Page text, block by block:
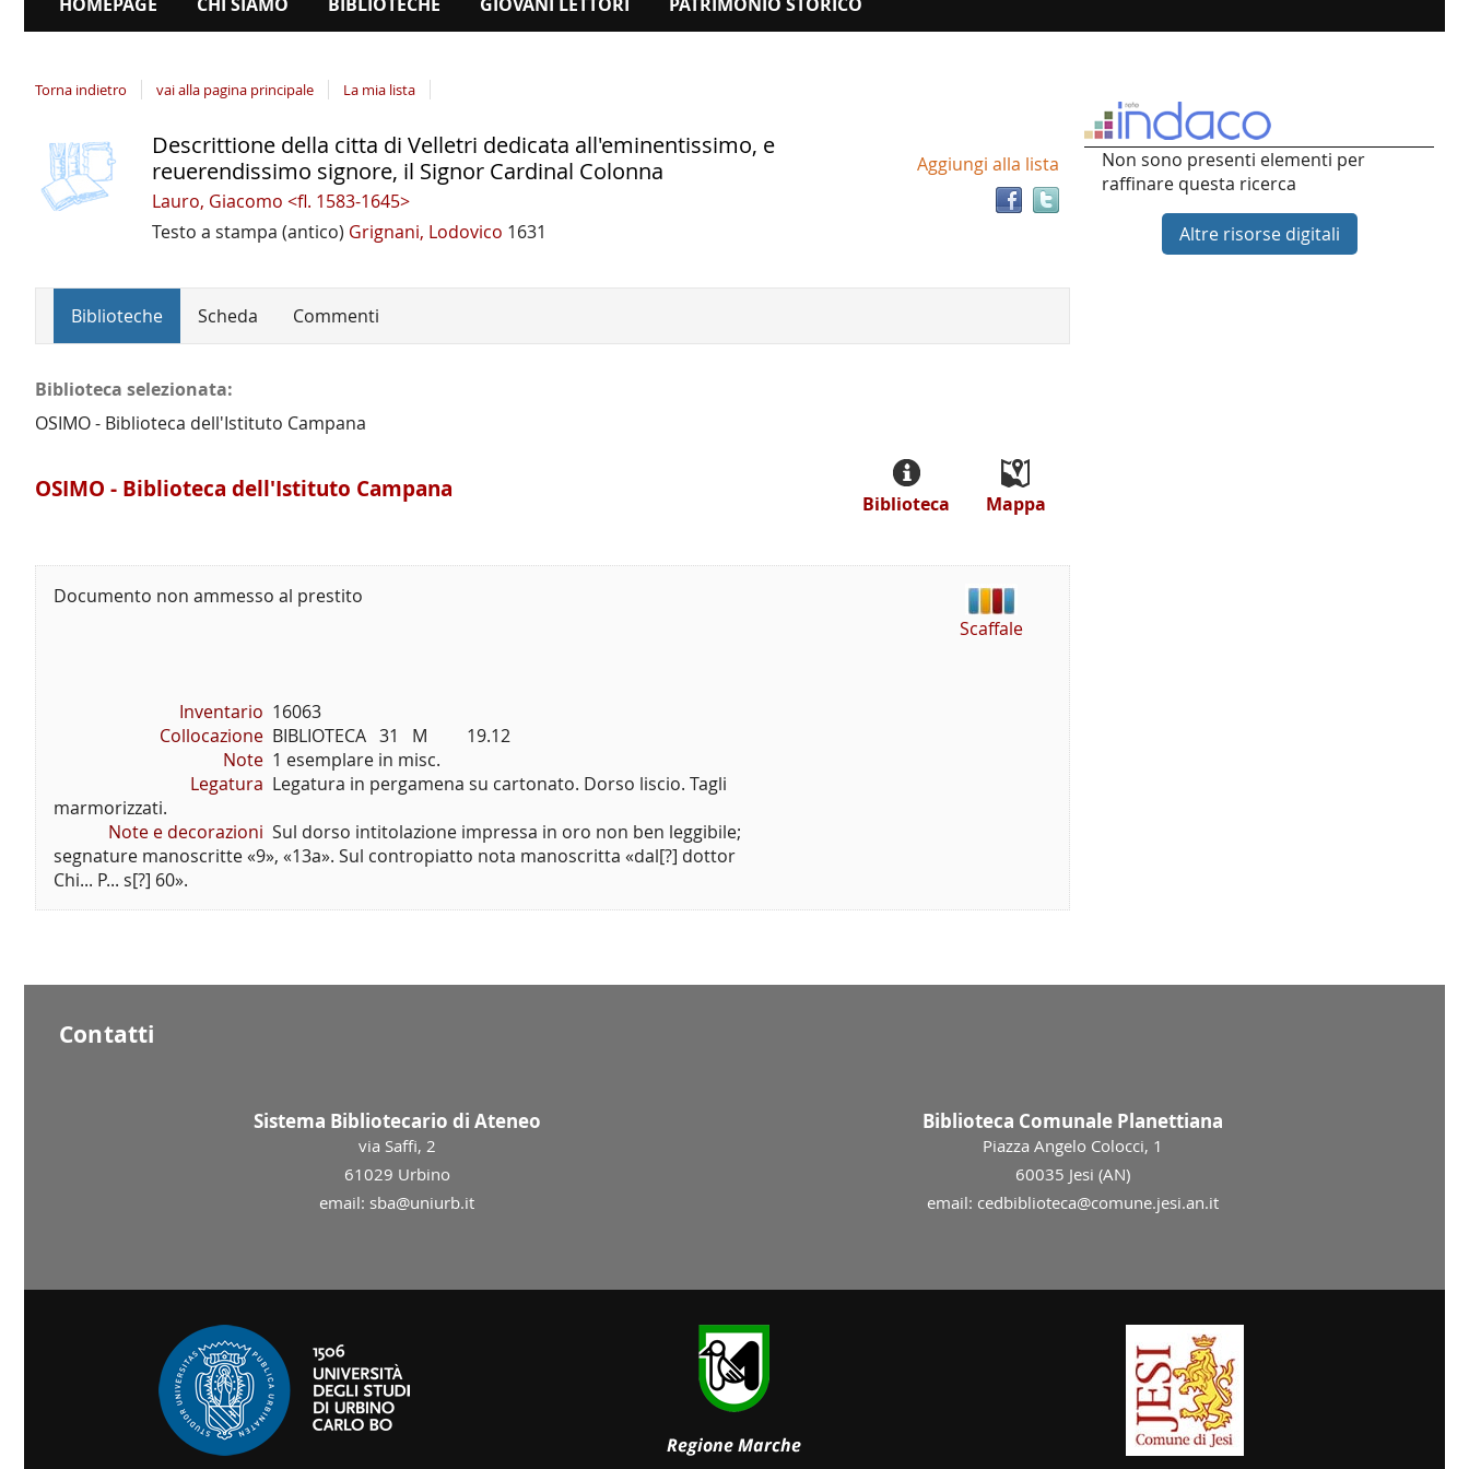
Torna indietro vai alla pagina principale La mia lista
Dettaglio
del
documento
copertina
Trova
documento
Aggiungi alla lista
Descrittione della citta di Velletri dedicata all'eminentissimo, e
reuerendissimo signore, il Signor Cardinal Colonna
Lauro, Giacomo <fl. 1583-1645>
Testo a stampa (antico) Grignani, Lodovico 1631
Biblioteche Scheda Commenti
Biblioteca selezionata:
OSIMO - Biblioteca dell'Istituto Campana
OSIMO - Biblioteca dell'Istituto Campana
Mappa
Biblioteca
Documento non ammesso al prestito
Inventario 16063
Collocazione BIBLIOTECA   31   M         19.12
Note 1 esemplare in misc.
Legatura Legatura in pergamena su cartonato. Dorso liscio. Tagli
marmorizzati.
Note e decorazioni Sul dorso intitolazione impressa in oro non ben leggibile;
segnature manoscritte «9», «13a». Sul contropiatto nota manoscritta «dal[?] dottor
Chi... P... s[?] 60».
Scaffale
Non sono presenti elementi per
raffinare questa ricerca
Altre risorse digitali
Contatti
Sistema Bibliotecario di Ateneo
via Saffi, 2
61029 Urbino
email: sba@uniurb.it
Biblioteca Comunale Planettiana
Piazza Angelo Colocci, 1
60035 Jesi (AN)
email: cedbiblioteca@comune.jesi.an.it